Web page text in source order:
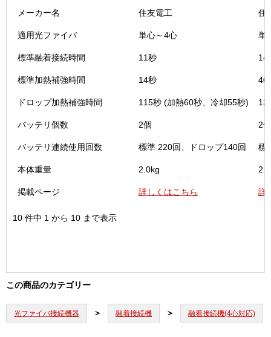
メーカー名 住友電工 住
適用光ファイバ 単心～4心 単
標準融着接続時間 11秒 14
標準加熱補強時間 14秒 40
ドロップ加熱補強時間 115秒 (加熱60秒、冷却55秒)
バッテリ個数 2個 2個
バッテリ連続使用回数 標準 220回、ドロップ140回 標
本体重量 2.0kg
掲載ページ 詳しくはこちら 詳
10 件中 1 から 10 まで表示
この商品のカテゴリー
光ファイバ接続機器 融着接続機 融着接続機(4心対応)